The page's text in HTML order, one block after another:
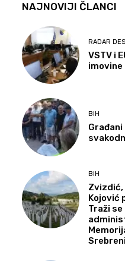
NAJNOVIJI ČLANCI
RADAR
VSTV i
BIH
Građani
BIH
Zvizdić,
Kojović
Traži se